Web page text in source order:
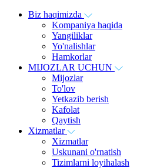
Biz haqimizda
Kompaniya haqida
Yangiliklar
Yo'nalishlar
Hamkorlar
MIJOZLAR UCHUN
Mijozlar
To'lov
Yetkazib berish
Kafolat
Qaytish
Xizmatlar
Xizmatlar
Uskunani o'rnatish
Tizimlarni loyihalash